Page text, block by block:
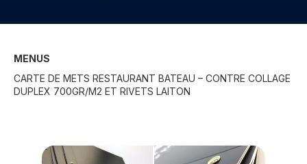
MENUS
CARTE DE METS RESTAURANT BATEAU – CONTRE COLLAGE
DUPLEX 700GR/M2 ET RIVETS LAITON